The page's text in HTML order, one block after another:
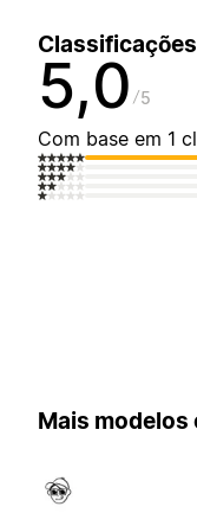
5,0 5
Com base em 1
Mais modelos